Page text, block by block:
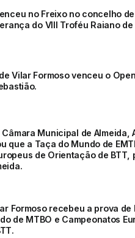
no Freixo no concelho
do VIII Troféu Raiano
Vilar Formoso venceu o
Municipal de Almeida,
que a Taça do Mundo de
de Orientação de BTT,
Formoso recebeu a prova
de MTBO e Campeonatos